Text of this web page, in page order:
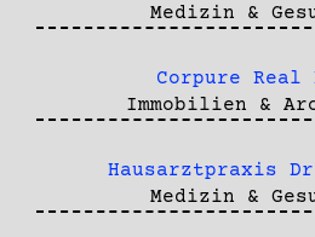
Medizin &
Corpure Real
Immobilien &
Hausarztpraxis
Medizin &